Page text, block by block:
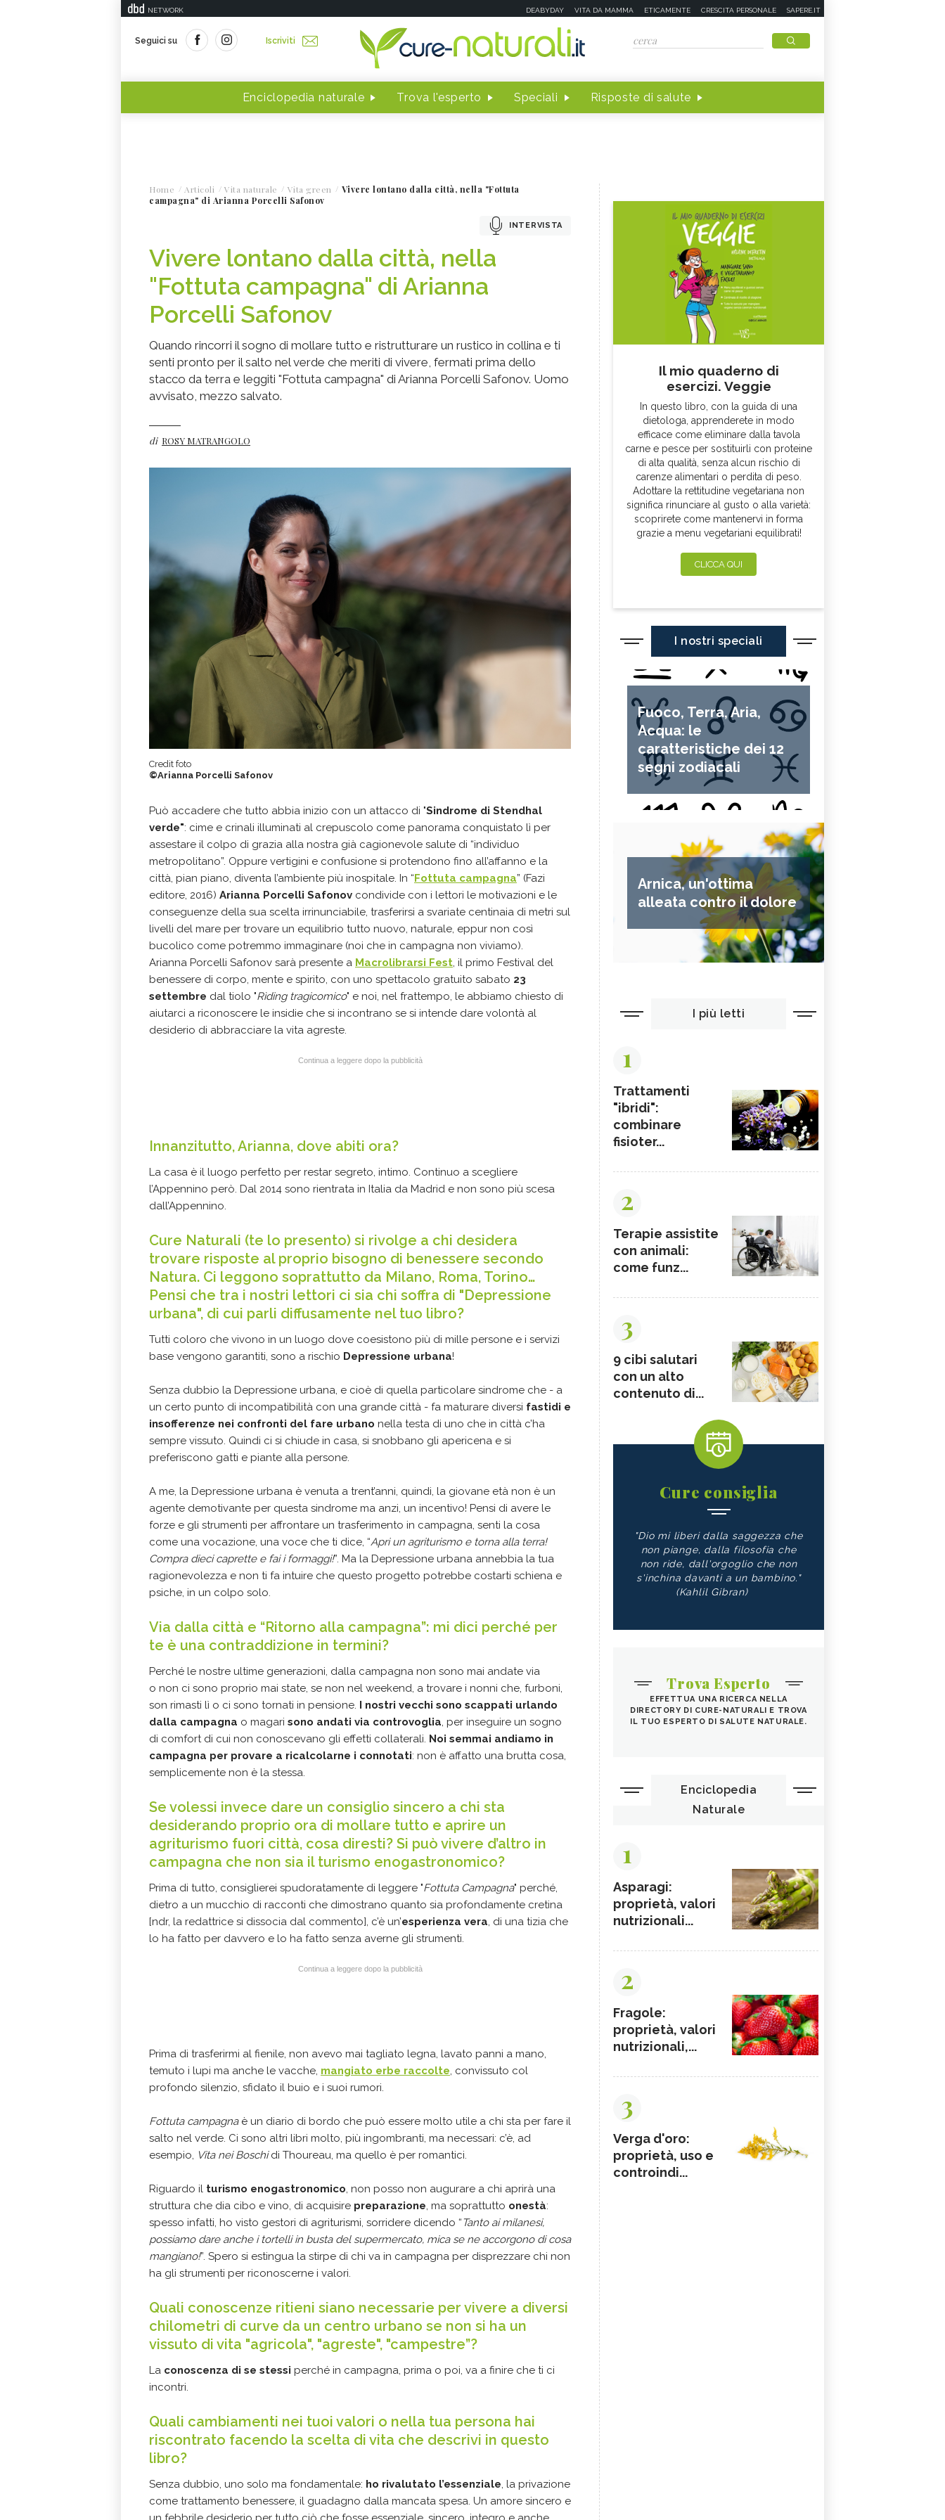
NETWORK DEABYDAY VITA DA MAMMA ETICAMENTE CRESCITA PERSONALE SAPERE.IT
Seguici su Iscriviti
Enciclopedia naturale Trova l'esperto Speciali Risposte di salute
Home Articoli Vita naturale Vita green
Vivere lontano dalla città, nella "Fottuta
campagna" di Arianna Porcelli Safonov
INTERVISTA
Vivere lontano dalla città, nella
"Fottuta campagna" di Arianna
Porcelli Safonov
Quando rincorri il sogno di mollare tutto e ristrutturare un rustico in collina e ti
senti pronto per il salto nel verde che meriti di vivere, fermati prima dello
stacco da terra e leggiti "Fottuta campagna" di Arianna Porcelli Safonov. Uomo
avvisato, mezzo salvato.
di ROSY MATRANGOLO
Credit foto
©Arianna Porcelli Safonov
Può accadere che tutto abbia inizio con un attacco di "Sindrome di Stendhal
verde": cime e crinali illuminati al crepuscolo come panorama conquistato lì per
assestare il colpo di grazia alla nostra già cagionevole salute di “individuo
metropolitano”. Oppure vertigini e confusione si protendono fino all’affanno e la
città, pian piano, diventa l’ambiente più inospitale. In “Fottuta campagna” (Fazi
editore, 2016) Arianna Porcelli Safonov condivide con i lettori le motivazioni e le
conseguenze della sua scelta irrinunciabile, trasferirsi a svariate centinaia di metri sul
livelli del mare per trovare un equilibrio tutto nuovo, naturale, eppur non così
bucolico come potremmo immaginare (noi che in campagna non viviamo).
Arianna Porcelli Safonov sarà presente a Macrolibrarsi Fest , il primo Festival del
benessere di corpo, mente e spirito, con uno spettacolo gratuito sabato 23
settembre dal tiolo "Rìding tragicomico" e noi, nel frattempo, le abbiamo chiesto di
aiutarci a riconoscere le insidie che si incontrano se si intende dare volontà al
desiderio di abbracciare la vita agreste.
Continua a leggere dopo la pubblicità
Innanzitutto, Arianna, dove abiti ora?
La casa è il luogo perfetto per restar segreto, intimo. Continuo a scegliere
l’Appennino però. Dal 2014 sono rientrata in Italia da Madrid e non sono più scesa
dall’Appennino.
Cure Naturali (te lo presento) si rivolge a chi desidera
trovare risposte al proprio bisogno di benessere secondo
Natura. Ci leggono soprattutto da Milano, Roma, Torino…
Pensi che tra i nostri lettori ci sia chi soffra di "Depressione
urbana", di cui parli diffusamente nel tuo libro?
Tutti coloro che vivono in un luogo dove coesistono più di mille persone e i servizi
base vengono garantiti, sono a rischio Depressione urbana!
Senza dubbio la Depressione urbana, e cioè di quella particolare sindrome che - a
un certo punto di incompatibilità con una grande città - fa maturare diversi fastidi e
insofferenze nei confronti del fare urbano nella testa di uno che in città c’ha
sempre vissuto. Quindi ci si chiude in casa, si snobbano gli apericena e si
preferiscono gatti e piante alla persone.
A me, la Depressione urbana è venuta a trent’anni, quindi, la giovane età non è un
agente demotivante per questa sindrome ma anzi, un incentivo! Pensi di avere le
forze e gli strumenti per affrontare un trasferimento in campagna, senti la cosa
come una vocazione, una voce che ti dice, “Apri un agriturismo e torna alla terra!
Compra dieci caprette e fai i formaggi!”. Ma la Depressione urbana annebbia la tua
ragionevolezza e non ti fa intuire che questo progetto potrebbe costarti schiena e
psiche, in un colpo solo.
Via dalla città e “Ritorno alla campagna”: mi dici perché per
te è una contraddizione in termini?
Perché le nostre ultime generazioni, dalla campagna non sono mai andate via
o non ci sono proprio mai state, se non nel weekend, a trovare i nonni che, furboni,
son rimasti lì o ci sono tornati in pensione. I nostri vecchi sono scappati urlando
dalla campagna o magari sono andati via controvoglia , per inseguire un sogno
di comfort di cui non conoscevano gli effetti collaterali. Noi semmai andiamo in
campagna per provare a ricalcolarne i connotati: non è affatto una brutta cosa,
semplicemente non è la stessa.
Se volessi invece dare un consiglio sincero a chi sta
desiderando proprio ora di mollare tutto e aprire un
agriturismo fuori città, cosa diresti? Si può vivere d’altro in
campagna che non sia il turismo enogastronomico?
Prima di tutto, consiglierei spudoratamente di leggere "Fottuta Campagna" perché,
dietro a un mucchio di racconti che dimostrano quanto sia profondamente cretina
[ndr, la redattrice si dissocia dal commento], c’è un’esperienza vera , di una tizia che
lo ha fatto per davvero e lo ha fatto senza averne gli strumenti.
Continua a leggere dopo la pubblicità
Prima di trasferirmi al fienile, non avevo mai tagliato legna, lavato panni a mano,
temuto i lupi ma anche le vacche, mangiato erbe raccolte , convissuto col
profondo silenzio, sfidato il buio e i suoi rumori.
Fottuta campagnaè un diario di bordo che può essere molto utile a chi sta per fare il
salto nel verde. Ci sono altri libri molto, più ingombranti, ma necessari: c’è, ad
esempio,
Vita nei Boschidi Thoureau, ma quello è per romantici.
Riguardo il turismo enogastronomico , non posso non augurare a chi aprirà una
struttura che dia cibo e vino, di acquisire preparazione , ma soprattutto onestà:
spesso infatti, ho visto gestori di agriturismi, sorridere dicendo “ Tanto ai milanesi,
possiamo dare anche i tortelli in busta del supermercato, mica se ne accorgono di cosa
mangiano!”. Spero si estingua la stirpe di chi va in campagna per disprezzare chi non
ha gli strumenti per riconoscerne i valori.
Quali conoscenze ritieni siano necessarie per vivere a diversi
chilometri di curve da un centro urbano se non si ha un
vissuto di vita "agricola", "agreste", "campestre”?
La conoscenza di se stessi perché in campagna, prima o poi, va a finire che ti ci
incontri.
Quali cambiamenti nei tuoi valori o nella tua persona hai
riscontrato facendo la scelta di vita che descrivi in questo
libro?
Senza dubbio, uno solo ma fondamentale: ho rivalutato l’essenziale , la privazione
come trattamento benessere, il guadagno dalla mancata spesa. Un amore sincero e
Il mio quaderno di
esercizi. Veggie
In questo libro, con la guida di una
dietologa, apprenderete in modo
efficace come eliminare dalla tavola
carne e pesce per sostituirli con proteine
di alta qualità, senza alcun rischio di
carenze alimentari o perdita di peso.
Adottare la rettitudine vegetariana non
significa rinunciare al gusto o alla varietà:
scoprirete come mantenervi in forma
grazie a menu vegetariani equilibrati!
CLICCA QUI
I nostri speciali
Fuoco, Terra, Aria,
Acqua: le
caratteristiche dei 12
segni zodiacali
Arnica, un'ottima
alleata contro il dolore
I più letti
1
Trattamenti
"ibridi":
combinare
fisioter...
2
Terapie assistite
con animali:
come funz...
3
9 cibi salutari
con un alto
contenuto di...
Cure consiglia
"Dio mi liberi dalla saggezza che
non piange, dalla filosofia che
non ride, dall'orgoglio che non
s'inchina davanti a un bambino."
(Kahlil Gibran)
Trova Esperto
EFFETTUA UNA RICERCA NELLA
DIRECTORY DI CURE-NATURALI E TROVA
IL TUO ESPERTO DI SALUTE NATURALE.
Enciclopedia
Naturale
1
Asparagi:
proprietà, valori
nutrizionali...
2
Fragole:
proprietà, valori
nutrizionali,...
3
Verga d'oro:
proprietà, uso e
controindi...